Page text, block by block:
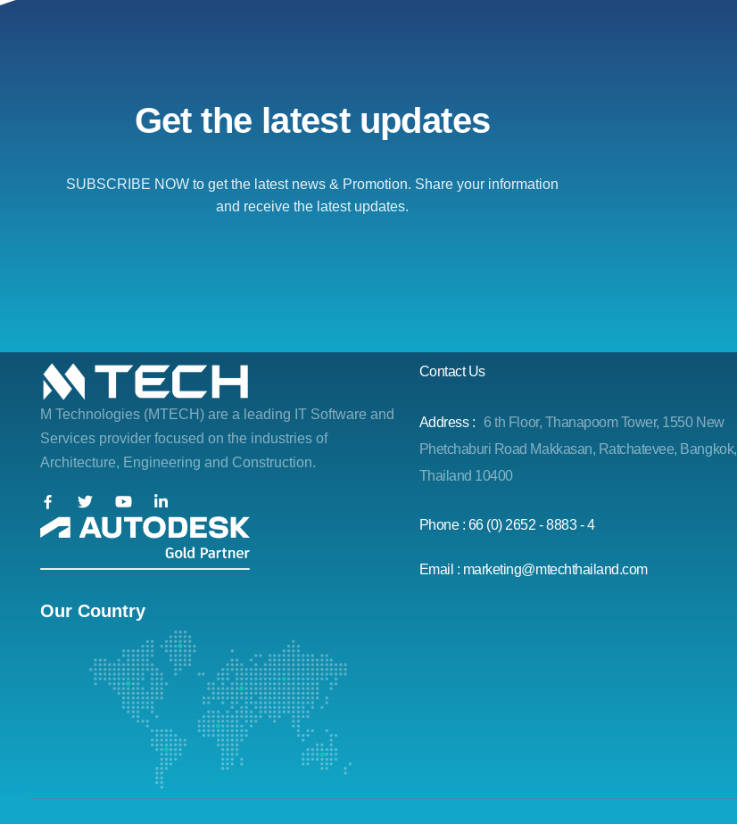
Get the latest updates
SUBSCRIBE NOW to get the latest news & Promotion. Share your information
and receive the latest updates.
M Technologies (MTECH) are a leading IT Software and
Services provider focused on the industries of
Architecture, Engineering and Construction.
Contact Us
Address :
6 th Floor, Thanapoom Tower, 1550 New
Phetchaburi Road Makkasan, Ratchatevee, Bangkok,
Thailand 10400
Phone : 66 (0) 2652 - 8883 - 4
Email : marketing@mtechthailand.com
Our Country